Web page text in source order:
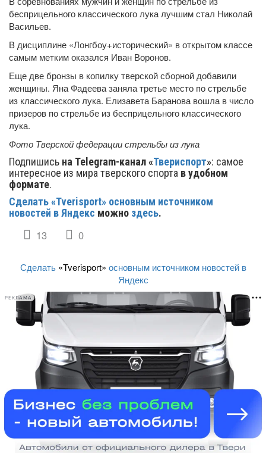
бесприцельного классического лука лучшим стал Николай
Васильев.
В дисциплине «Лонгбоу+исторический» в открытом классе
самым метким оказался Иван Воронов.
Еще две бронзы в копилку тверской сборной добавили
женщины. Яна Фадеева заняла третье место по стрельбе
из классического лука. Елизавета Баранова вошла в число
призеров по стрельбе из бесприцельного классического
лука.
Фото Тверской федерации стрельбы из лука
Подпишись на Telegram-канал «Твериспорт»: самое
интересное из мира тверского спорта в удобном
формате.
Сделать «Tverisport» основным источником
новостей в Яндекс можно здесь.
13 0
Сделать «Tverisport» основным источником новостей в
Яндекс
РЕКЛАМА